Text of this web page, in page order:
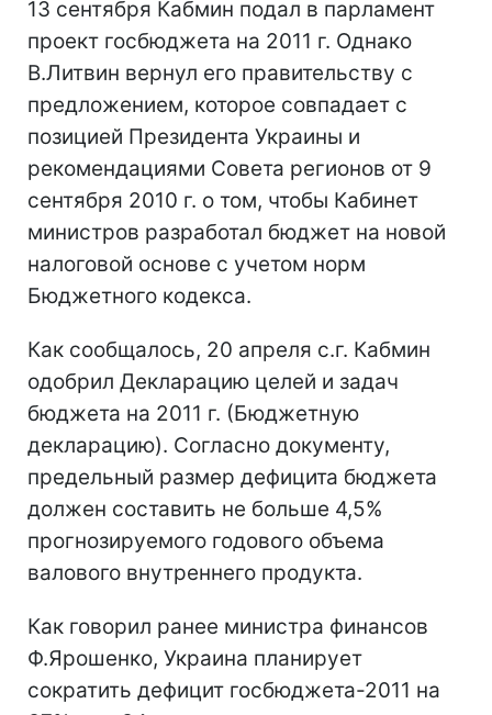
13 сентября Кабмин подал в парламент
проект госбюджета на 2011 г. Однако
В.Литвин вернул его правительству с
предложением, которое совпадает с
позицией Президента Украины и
рекомендациями Совета регионов от 9
сентября 2010 г. о том, чтобы Кабинет
министров разработал бюджет на новой
налоговой основе с учетом норм
Бюджетного кодекса.
Как сообщалось, 20 апреля с.г. Кабмин
одобрил Декларацию целей и задач
бюджета на 2011 г. (Бюджетную
декларацию). Согласно документу,
предельный размер дефицита бюджета
должен составить не больше 4,5%
прогнозируемого годового объема
валового внутреннего продукта.
Как говорил ранее министра финансов
Ф.Ярошенко, Украина планирует
сократить дефицит госбюджета-2011 на